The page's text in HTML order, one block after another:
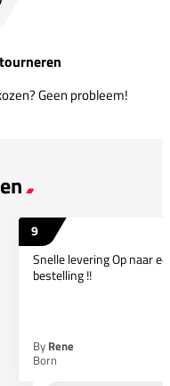
Geen probleem!
9
Snelle levering Op naar
bestelling !!
By Rene
Born